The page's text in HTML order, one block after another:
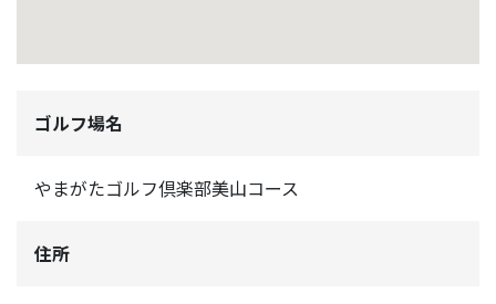
ゴルフ場名
やまがたゴルフ倶楽部美山コース
住所